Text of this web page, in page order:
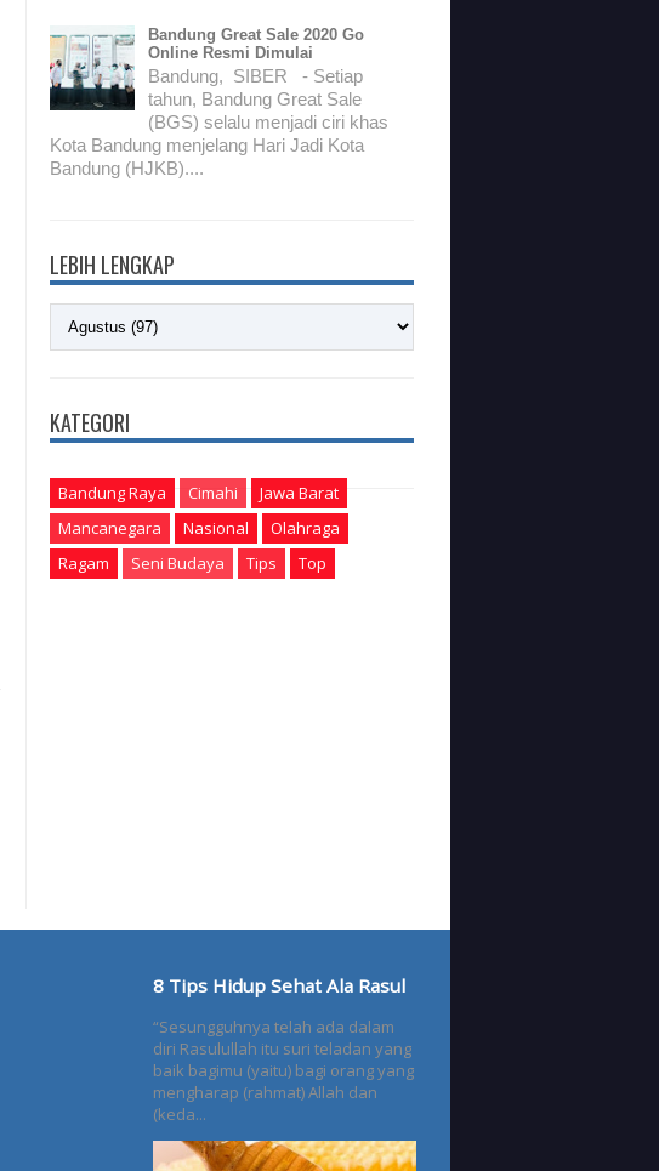
Bandung Great Sale 2020 Go
Online Resmi Dimulai
Bandung, SIBER - Setiap
tahun, Bandung Great Sale
(BGS) selalu menjadi ciri khas
Kota Bandung menjelang Hari Jadi Kota
Bandung (HJKB)....
LEBIH LENGKAP
KATEGORI
Bandung Raya Cimahi
Jawa Barat
Mancanegara
Nasional
Olahraga
Ragam
Seni Budaya Tips Top
8 Tips Hidup Sehat Ala Rasul
“Sesungguhnya telah ada dalam
diri Rasulullah itu suri teladan yang
baik bagimu (yaitu) bagi orang yang
mengharap (rahmat) Allah dan
(keda...